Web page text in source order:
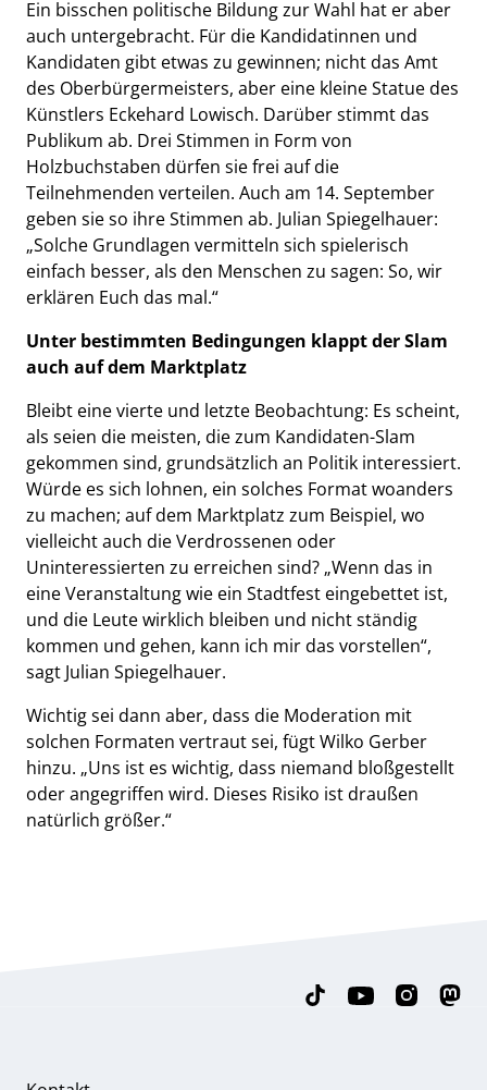
Ein bisschen politische Bildung zur Wahl hat er aber
auch untergebracht. Für die Kandidatinnen und
Kandidaten gibt etwas zu gewinnen; nicht das Amt
des Oberbürgermeisters, aber eine kleine Statue des
Künstlers Eckehard Lowisch. Darüber stimmt das
Publikum ab. Drei Stimmen in Form von
Holzbuchstaben dürfen sie frei auf die
Teilnehmenden verteilen. Auch am 14. September
geben sie so ihre Stimmen ab. Julian Spiegelhauer:
„Solche Grundlagen vermitteln sich spielerisch
einfach besser, als den Menschen zu sagen: So, wir
erklären Euch das mal.“
Unter bestimmten Bedingungen klappt der Slam
auch auf dem Marktplatz
Bleibt eine vierte und letzte Beobachtung: Es scheint,
als seien die meisten, die zum Kandidaten-Slam
gekommen sind, grundsätzlich an Politik interessiert.
Würde es sich lohnen, ein solches Format woanders
zu machen; auf dem Marktplatz zum Beispiel, wo
vielleicht auch die Verdrossenen oder
Uninteressierten zu erreichen sind? „Wenn das in
eine Veranstaltung wie ein Stadtfest eingebettet ist,
und die Leute wirklich bleiben und nicht ständig
kommen und gehen, kann ich mir das vorstellen“,
sagt Julian Spiegelhauer.
Wichtig sei dann aber, dass die Moderation mit
solchen Formaten vertraut sei, fügt Wilko Gerber
hinzu. „Uns ist es wichtig, dass niemand bloßgestellt
oder angegriffen wird. Dieses Risiko ist draußen
natürlich größer.“